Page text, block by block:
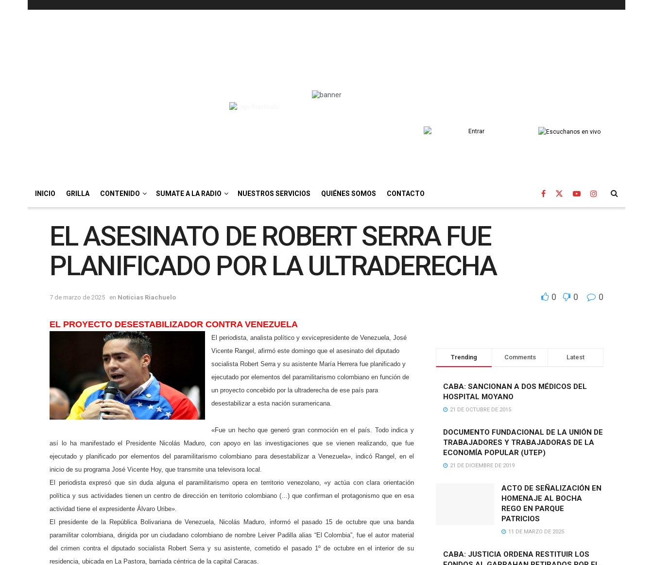
INICIO GRILLA CONTENIDO SUMATE A LA RADIO NUESTROS SERVICIOS QUIÉNES SOMOS CONTACTO
EL ASESINATO DE ROBERT SERRA FUE
PLANIFICADO POR LA ULTRADERECHA
7 de marzo de 2025 en Noticias Riachuelo 0 0 0
EL PROYECTO DESESTABILIZADOR CONTRA VENEZUELA
El periodista, analista político y exvicepresidente de Venezuela, José
Vicente Rangel, afirmó este domingo que el asesinato del diputado
socialista Robert Serra y su asistente María Herrera fue planificado y
ejecutado por elementos del paramilitarismo colombiano en función de
un proyecto concebido por la ultraderecha de ese país para
desestabilizar a esta nación suramericana.
«Fue un hecho que generó gran conmoción en el país. Todo indica y
así lo ha manifestado el Presidente Nicolás Maduro, con apoyo en las investigaciones que se vienen realizando, que fue
ejecutado y planificado por elementos del paramilitarismo colombiano para desestabilizar a Venezuela», indicó Rangel, en el
inicio de su programa José Vicente Hoy, que transmite una televisora local.
El periodista expresó que sin duda alguna el paramilitarismo opera en territorio venezolano, «y actúa con clara orientación
política y sus actividades tienen un centro de dirección en territorio colombiano (…) que confirman el protagonismo que en esa
actividad tiene el expresidente Álvaro Uribe».
El presidente de la República Bolivariana de Venezuela, Nicolás Maduro, informó el pasado 15 de octubre que una banda
paramilitar colombiana, dirigida por un ciudadano colombiano de nombre Leiver Padilla alias “El Colombia”, fue el autor material
del crimen contra el diputado socialista Robert Serra y su asistente, cometido el pasado 1º de octubre en el interior de su
residencia, ubicada en La Pastora, barriada céntrica de la capital Caracas.
Trending Comments Latest
CABA: SANCIONAN A DOS MÉDICOS DEL
HOSPITAL MOYANO
21 DE OCTUBRE DE 2015
DOCUMENTO FUNDACIONAL DE LA UNIÓN DE
TRABAJADORES Y TRABAJADORAS DE LA
ECONOMÍA POPULAR (UTEP)
21 DE DICIEMBRE DE 2019
ACTO DE SEÑALIZACIÓN EN
HOMENAJE AL BOCHA
REGO EN PARQUE
PATRICIOS
11 DE MARZO DE 2025
CABA: JUSTICIA ORDENA RESTITUIR LOS